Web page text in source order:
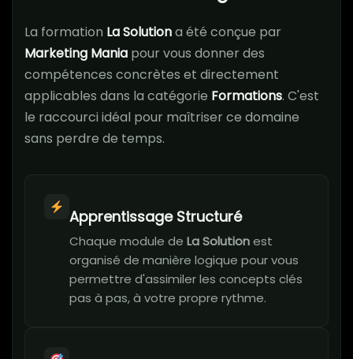
La formation La Solutiona été conçue par
Marketing Mania pour vous donner des
compétences concrètes et directement
applicables dans la catégorie Formations. C'est
le raccourci idéal pour maîtriser ce domaine
sans perdre de temps.
Apprentissage Structuré
Chaque module de La Solutionest
organisé de manière logique pour vous
permettre d'assimiler les concepts clés
pas à pas, à votre propre rythme.